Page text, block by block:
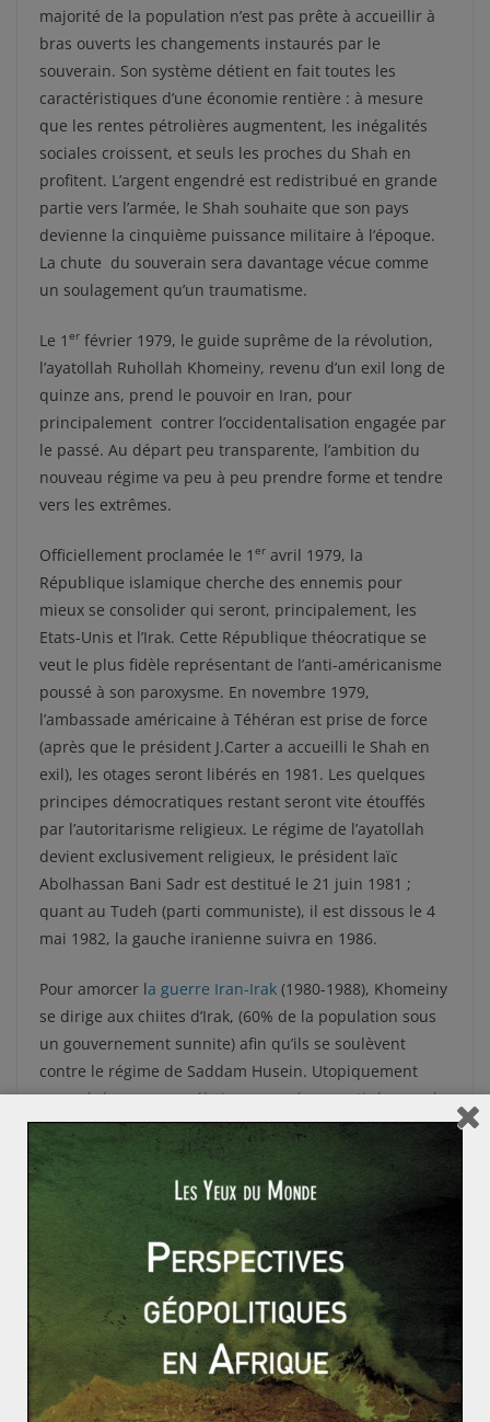
majorité de la population n’est pas prête à accueillir à
bras ouverts les changements instaurés par le
souverain. Son système détient en fait toutes les
caractéristiques d’une économie rentière : à mesure
que les rentes pétrolières augmentent, les inégalités
sociales croissent, et seuls les proches du Shah en
profitent. L’argent engendré est redistribué en grande
partie vers l’armée, le Shah souhaite que son pays
devienne la cinquième puissance militaire à l’époque.
La chute du souverain sera davantage vécue comme
un soulagement qu’un traumatisme.
Le 1 er février 1979, le guide suprême de la révolution,
l’ayatollah Ruhollah Khomeiny, revenu d’un exil long de
quinze ans, prend le pouvoir en Iran, pour
principalement contrer l’occidentalisation engagée par
le passé. Au départ peu transparente, l’ambition du
nouveau régime va peu à peu prendre forme et tendre
vers les extrêmes.
Officiellement proclamée le 1 er avril 1979, la
République islamique cherche des ennemis pour
mieux se consolider qui seront, principalement, les
Etats-Unis et l’Irak. Cette République théocratique se
veut le plus fidèle représentant de l’anti-américanisme
poussé à son paroxysme. En novembre 1979,
l’ambassade américaine à Téhéran est prise de force
(après que le président J.Carter a accueilli le Shah en
exil), les otages seront libérés en 1981. Les quelques
principes démocratiques restant seront vite étouffés
par l’autoritarisme religieux. Le régime de l’ayatollah
devient exclusivement religieux, le président laïc
Abolhassan Bani Sadr est destitué le 21 juin 1981 ;
quant au Tudeh (parti communiste), il est dissous le 4
mai 1982, la gauche iranienne suivra en 1986.
Pour amorcer la guerre Iran-Irak (1980-1988), Khomeiny
se dirige aux chiites d’Irak, (60% de la population sous
un gouvernement sunnite) afin qu’ils se soulèvent
contre le régime de Saddam Husein. Utopiquement
engagé dans un prosélytisme censé convertir le monde
musulman au chiisme, Khomeiny se cassera les dents
avec cette guerre qui ne désignera que des perdants.
L’exportation de sa révolution n’aura pas lieu, ou à une
échelle beaucoup plus réduite (Liban) que dans ses
La mort de l’ayatollah Khomeiny ne sonna pas le glas de
la fin de l’islamisme radical en Iran, loin de là.
L’héritage est lourd à porter pour l’Iran qui se retrouve
avec un système économique détérioré et une société
quelque peu traumatisée par ce régime autoritaire.